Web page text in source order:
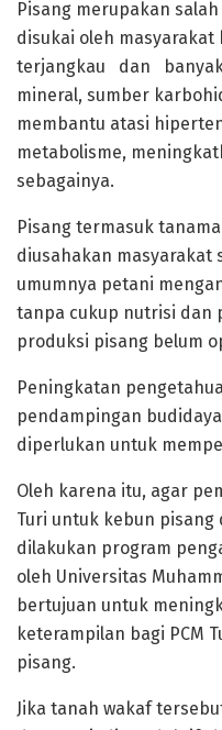
Pisang merupakan
disukai oleh
terjangkau dan banyak
mineral, sumber
membantu atasi
metabolisme,
sebagainya.
Pisang termasuk
diusahakan masyarakat
umumnya petani
tanpa cukup nutrisi dan
produksi pisang belum
Peningkatan
pendampingan
diperlukan untuk
Oleh karena itu, agar
Turi untuk kebun
dilakukan program
oleh Universitas
bertujuan untuk
keterampilan bagi PCM
pisang.
Jika tanah wakaf